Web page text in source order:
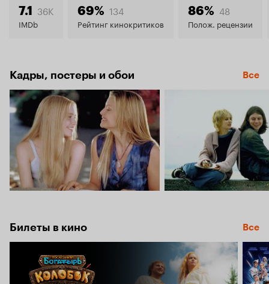
7.6
7.1 36K
IMDb
69% 134
Рейтинг кинокритиков
86% 48
Полож. рецензии
Кадры, постеры и обои Все
Билеты в кино Все